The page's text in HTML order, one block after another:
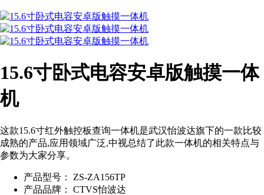
15.6寸卧式电容安卓版触摸一体
机
这款15.6寸红外触控板查询一体机是武汉怡波达旗下的一款比较
成熟的产品,应用领域广泛,中视总结了此款一体机的相关特点与
参数为大家分享。
产品型号：
ZS-ZA156TP
产品品牌：
CTVS怡波达